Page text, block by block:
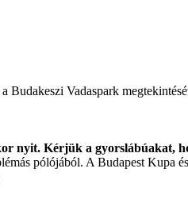
Budakeszi Vadaspark
nyit. Kérjük a gyorslábúakat,
pólójából. A Budapest Kupa